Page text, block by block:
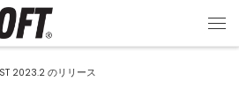
2023.2 のリリース